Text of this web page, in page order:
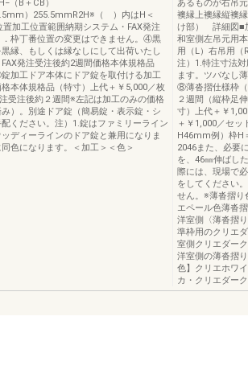
（B＋CB）
）255.5mmR2H※（ ）内はH＜
加工位置範囲納期システム・FAX発注
枠丁番位置の変更はできません。④黒
縁、もしくは縁なしにして出荷いたし
発注受注後約2週間価格本体規格品
加工ドア本体にドア錠を取付ける加工
本体規格品（特寸）上代＋￥5,000／枚
受注後約２週間※左記は加工のみの価格
）。別途ドア錠（簡易錠・表示錠・シ
ください。注）1.錠はファミリーライン
ディーラインのドア錠と兼用になりま
色になります。＜加工＞＜色＞
あるものが右吊
襖縁上襖縁縦襖
け部） 詳細図■
和室側左吊元用
用（L）右吊用（
注）1.特注寸法
ます。ツバなし
⑧薄沓摺仕様枠（
２週間（縦枠足
寸）上代＋￥
＋￥1,000／セッ
H46mm例）枠H
2046また、必要
を、46㎜伸ばし
際には、現場で
をしてください
せん。※薄沓摺り
エペール色薄沓
洋室側〈薄沓摺
準枠用のクリエ
室側クリエダー
洋室側の薄沓摺
色】クリエホワ
カ・クリエダー